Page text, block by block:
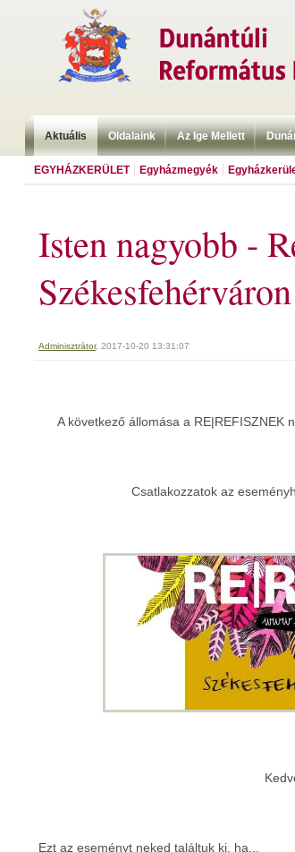
Aktuális Oldalaink Az Ige Mellett
EGYHÁZKERÜLET Egyházmegyék
Isten nagyobb -
Székesfehérváron
Adminisztrátor, 2017-10-20 13:31:07
A következő állomása a RE|REFISZNEK
Csatlakozzatok az
Ezt az eseményt neked találtuk ki, ha...